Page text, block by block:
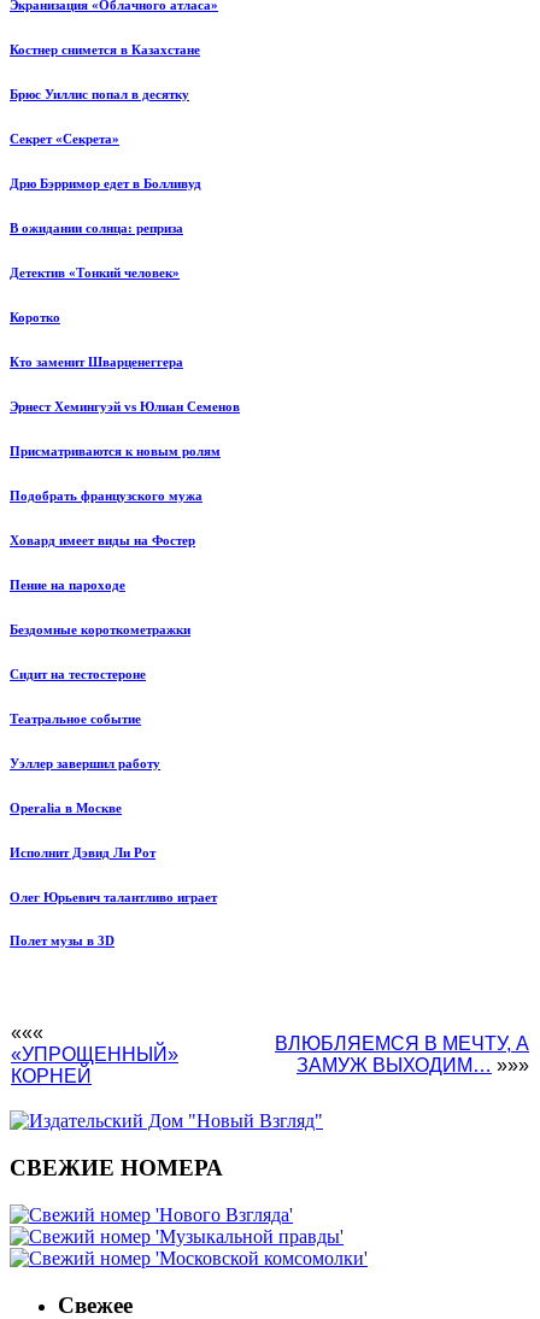
Экранизация «Облачного атласа»
Костнер снимется в Казахстане
Брюс Уиллис попал в десятку
Секрет «Секрета»
Дрю Бэрримор едет в Болливуд
В ожидании солнца: реприза
Детектив «Тонкий человек»
Коротко
Кто заменит Шварценеггера
Эрнест Хемингуэй vs Юлиан Семенов
Присматриваются к новым ролям
Подобрать французского мужа
Ховард имеет виды на Фостер
Пение на пароходе
Бездомные короткометражки
Сидит на тестостероне
Театральное событие
Уэллер завершил работу
Operalia в Москве
Исполнит Дэвид Ли Рот
Олег Юрьевич талантливо играет
Полет музы в 3D
«««
«УПРОЩЕННЫЙ»
КОРНЕЙ
ВЛЮБЛЯЕМСЯ В МЕЧТУ, А
ЗАМУЖ ВЫХОДИМ… »»»
СВЕЖИЕ НОМЕРА
Свежее